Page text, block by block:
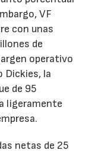
VF
con unas
de
operativo
Dickies, la
de 95
ligeramente
netas de 25